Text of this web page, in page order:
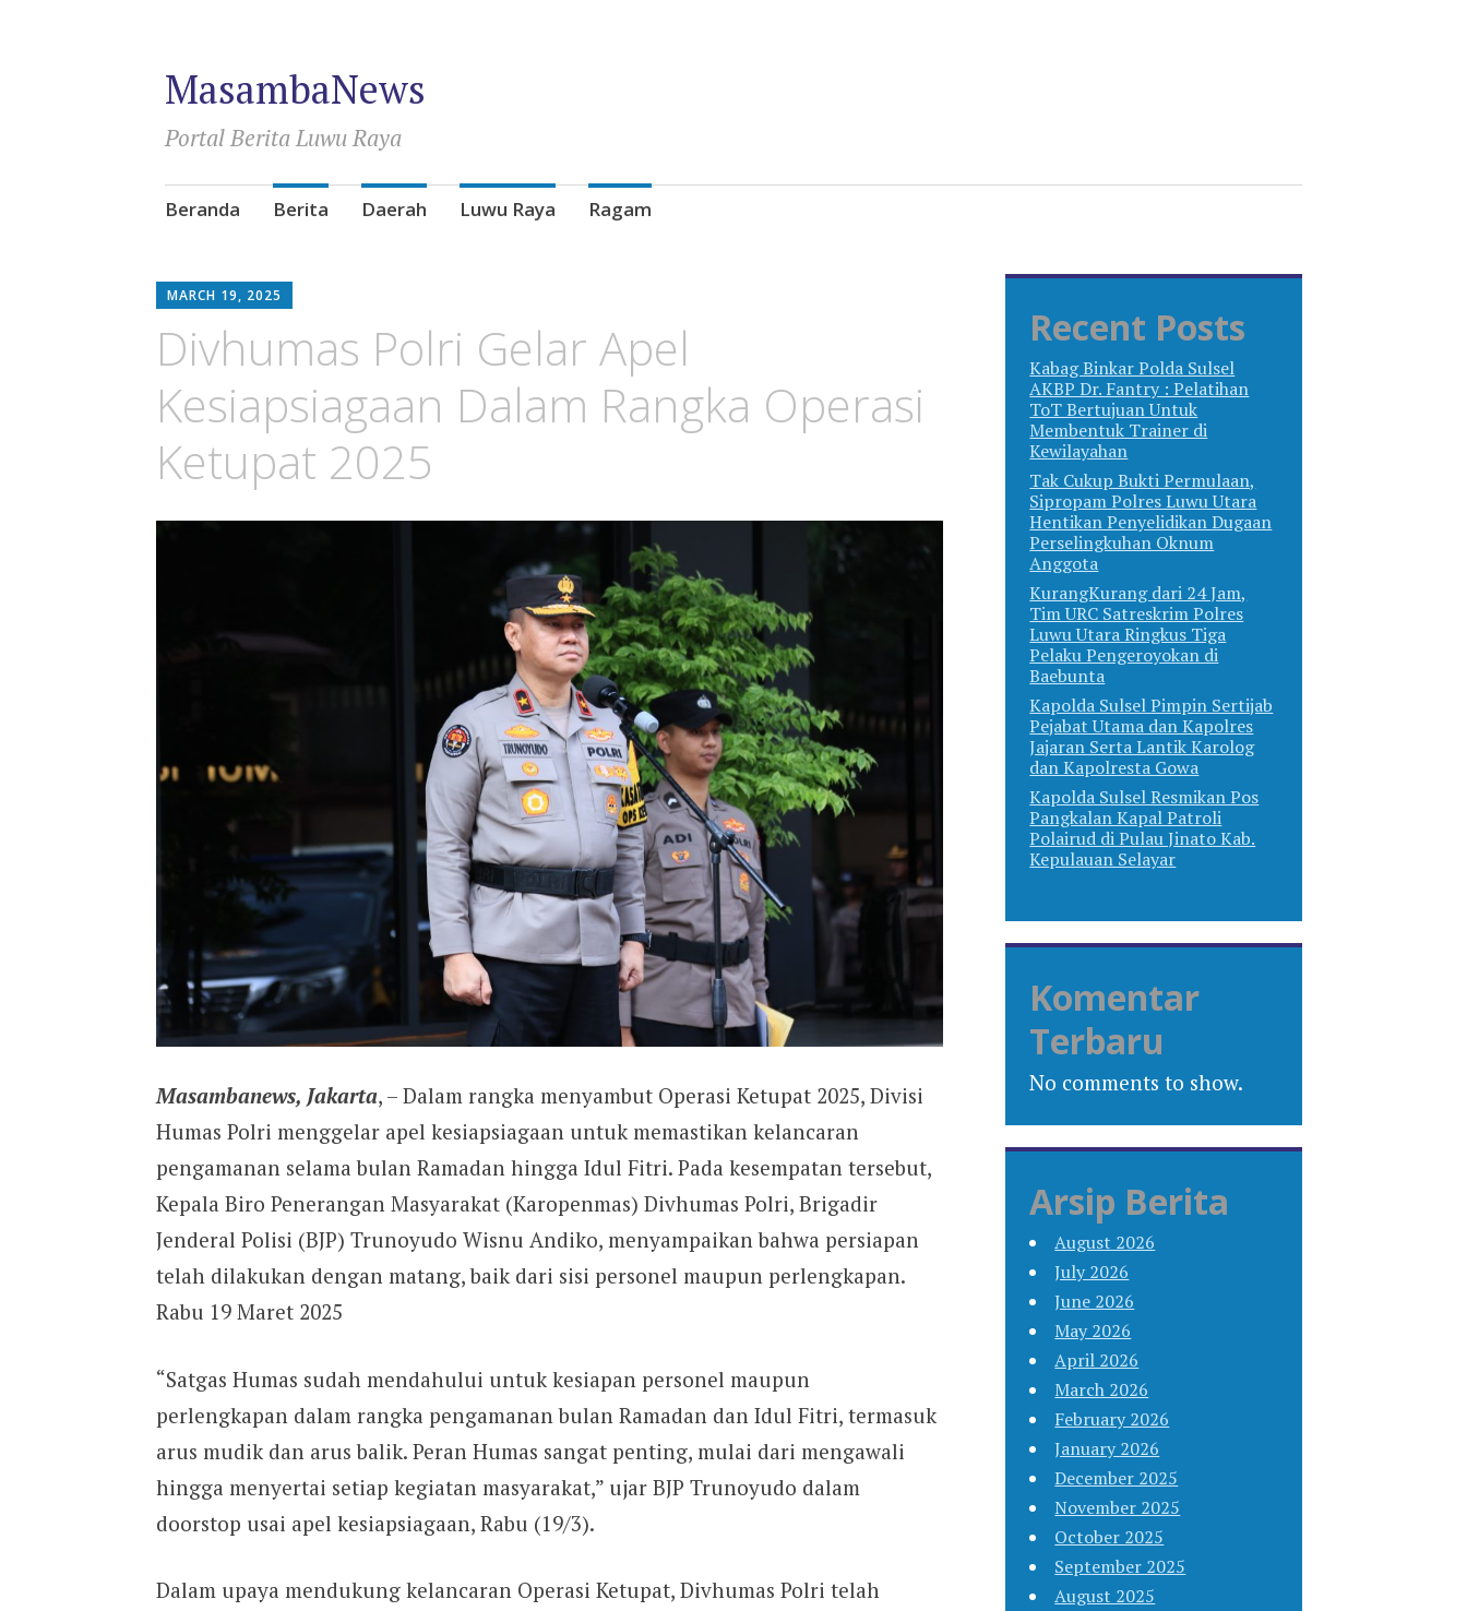
MasambaNews
Portal Berita Luwu Raya
Skip
Beranda Berita Daerah Luwu Raya Ragam
MARCH 19, 2025
Divhumas Polri Gelar Apel
Kesiapsiagaan Dalam Rangka Operasi
Ketupat 2025
Masambanews, Jakarta, – Dalam rangka menyambut Operasi Ketupat 2025, Divisi
Humas Polri menggelar apel kesiapsiagaan untuk memastikan kelancaran
pengamanan selama bulan Ramadan hingga Idul Fitri. Pada kesempatan tersebut,
Kepala Biro Penerangan Masyarakat (Karopenmas) Divhumas Polri, Brigadir
Jenderal Polisi (BJP) Trunoyudo Wisnu Andiko, menyampaikan bahwa persiapan
telah dilakukan dengan matang, baik dari sisi personel maupun perlengkapan.
Rabu 19 Maret 2025
“Satgas Humas sudah mendahului untuk kesiapan personel maupun
perlengkapan dalam rangka pengamanan bulan Ramadan dan Idul Fitri, termasuk
arus mudik dan arus balik. Peran Humas sangat penting, mulai dari mengawali
hingga menyertai setiap kegiatan masyarakat,” ujar BJP Trunoyudo dalam
doorstop usai apel kesiapsiagaan, Rabu (19/3).
Dalam upaya mendukung kelancaran Operasi Ketupat, Divhumas Polri telah
Recent Posts
Kabag Binkar Polda Sulsel
AKBP Dr. Fantry : Pelatihan
ToT Bertujuan Untuk
Membentuk Trainer di
Kewilayahan
Tak Cukup Bukti Permulaan,
Sipropam Polres Luwu Utara
Hentikan Penyelidikan Dugaan
Perselingkuhan Oknum
Anggota
KurangKurang dari 24 Jam,
Tim URC Satreskrim Polres
Luwu Utara Ringkus Tiga
Pelaku Pengeroyokan di
Baebunta
Kapolda Sulsel Pimpin Sertijab
Pejabat Utama dan Kapolres
Jajaran Serta Lantik Karolog
dan Kapolresta Gowa
Kapolda Sulsel Resmikan Pos
Pangkalan Kapal Patroli
Polairud di Pulau Jinato Kab.
Kepulauan Selayar
Komentar
Terbaru
No comments to show.
Arsip Berita
August 2026
July 2026
June 2026
May 2026
April 2026
March 2026
February 2026
January 2026
December 2025
November 2025
October 2025
September 2025
August 2025